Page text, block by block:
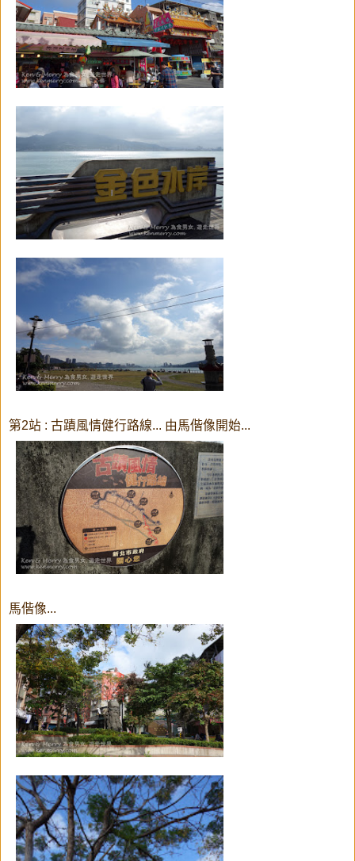
第2站 : 古蹟風情健行路線... 由馬偕像開始...
馬偕像...